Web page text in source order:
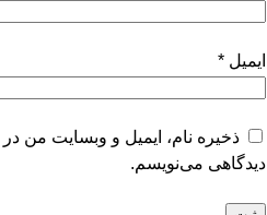
ایمیل*
ذخیره نام، ایمیل و وبسایت من
دیدگاهی می‌نویسم.